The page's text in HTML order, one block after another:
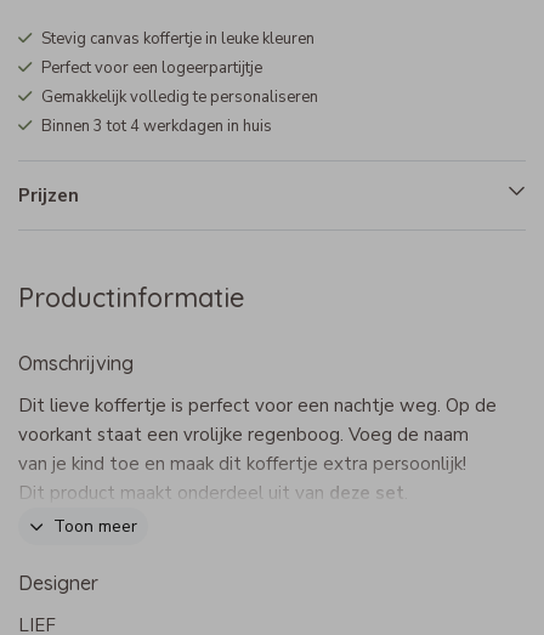
Stevig canvas koffertje in leuke kleuren
Perfect voor een logeerpartijtje
Gemakkelijk volledig te personaliseren
Binnen 3 tot 4 werkdagen in huis
Prijzen
Productinformatie
Omschrijving
Dit lieve koffertje is perfect voor een nachtje weg. Op de
voorkant staat een vrolijke regenboog. Voeg de naam
van je kind toe en maak dit koffertje extra persoonlijk!
Dit product maakt onderdeel uit van deze set
Specificaties kinderkoffertje
- Merk: Bulbby
Toon meer
Designer
LIEF